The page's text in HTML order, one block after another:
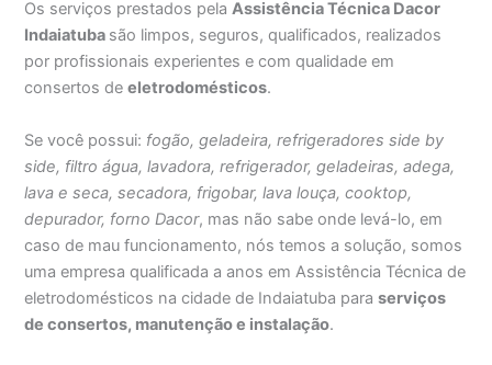
Os serviços prestados pelaAssistência Técnica Dacor
Indaiatuba são limpos, seguros, qualificados, realizados
por profissionais experientes e com qualidade em
consertos deeletrodomésticos.
Se você possui: fogão, geladeira, refrigeradores side by
side, filtro água, lavadora, refrigerador, geladeiras, adega,
lava e seca, secadora, frigobar, lava louça, cooktop,
depurador, forno Dacor, mas não sabe onde levá-lo, em
caso de mau funcionamento, nós temos a solução, somos
uma empresa qualificada a anos em Assistência Técnica de
eletrodomésticos na cidade de Indaiatuba paraserviços
de consertos, manutenção e instalação.